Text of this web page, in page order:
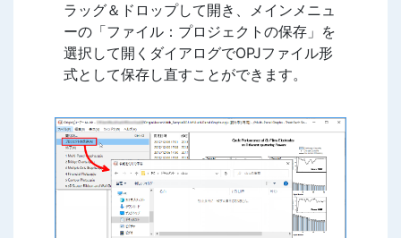
ラッグ＆ドロップして開き、メインメニュ
ーの「ファイル：プロジェクトの保存」を
選択して開くダイアログでOPJファイル形
式として保存し直すことができます。